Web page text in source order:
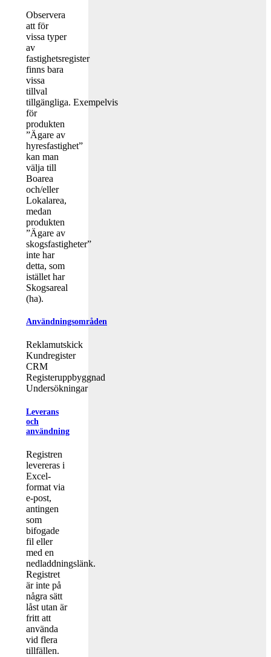
Observera
att för
vissa typer
av
fastighetsregister
finns bara
vissa
tillval
tillgängliga. Exempelvis
för
produkten
”Ägare av
hyresfastighet”
kan man
välja till
Boarea
och/eller
Lokalarea,
medan
produkten
”Ägare av
skogsfastigheter”
inte har
detta, som
istället har
Skogsareal
(ha).
Användningsområden
Reklamutskick
Kundregister
CRM
Registeruppbyggnad
Undersökningar
Leverans
och
användning
Registren
levereras i
Excel-
format via
e-post,
antingen
som
bifogade
fil eller
med en
nedladdningslänk.
Registret
är inte på
några sätt
låst utan är
fritt att
använda
vid flera
tillfällen.